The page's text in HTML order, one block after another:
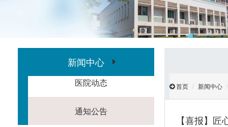
新闻中心
医院动态
通知公告
首页 新闻中心
【喜报】